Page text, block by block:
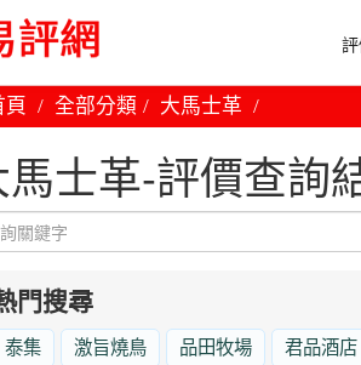
頁 全部分類 大馬士革
馬士革-評價查詢
門搜尋
泰集 激旨燒鳥 品田牧場 君品酒店